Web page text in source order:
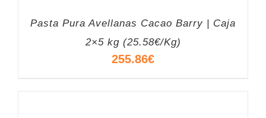
Pasta Pura Avellanas Cacao Barry | Caja
2×5 kg (25.58€/Kg)
255.86€